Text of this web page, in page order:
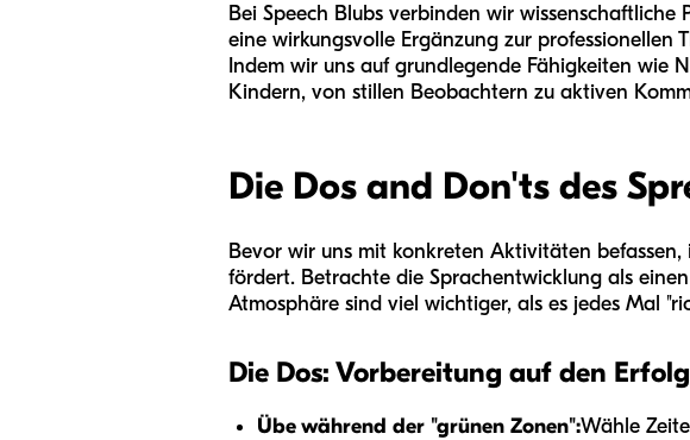
Bei Speech Blubs verbinden wir
eine wirkungsvolle Ergänzung zur professionellen
Indem wir uns auf grundlegende Fähigkeiten
Kindern, von stillen Beobachtern zu aktiven
Die Dos and Don'ts des
Bevor wir uns mit konkreten Aktivitäten
fördert. Betrachte die Sprachentwicklung als
Atmosphäre sind viel wichtiger, als es jedes Mal
Die Dos: Vorbereitung auf den Erfolg
Übe während der "grünen Zonen":Wähle